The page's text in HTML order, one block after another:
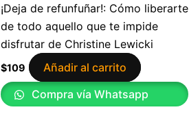
¡Deja de refunfuñar!: Cómo liberarte
de todo aquello que te impide
disfrutar de Christine Lewicki
$109
Añadir al carrito
Compra vía Whatsapp